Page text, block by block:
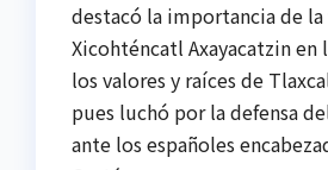
destacó la importancia de
Xicohténcatl Axayacatzin en
los valores y raíces de
pues luchó por la defensa
ante los españoles